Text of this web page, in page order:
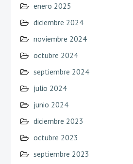
enero 2025
diciembre 2024
noviembre 2024
octubre 2024
septiembre 2024
julio 2024
junio 2024
diciembre 2023
octubre 2023
septiembre 2023